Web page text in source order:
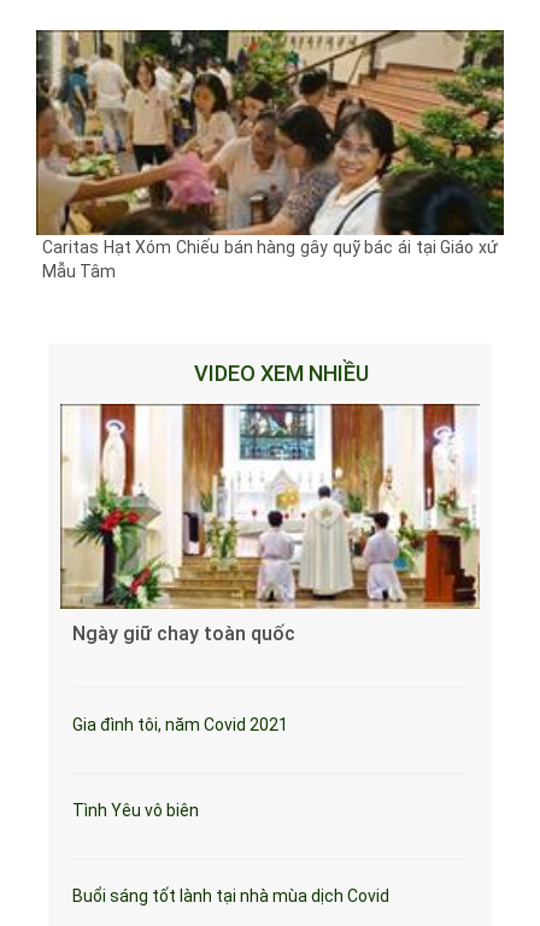
Caritas Hạt Xóm Chiếu bán hàng gây quỹ bác ái tại Giáo xứ
Mẫu Tâm
VIDEO XEM NHIỀU
Ngày giữ chay toàn quốc
Gia đình tôi, năm Covid 2021
Tình Yêu vô biên
Buổi sáng tốt lành tại nhà mùa dịch Covid